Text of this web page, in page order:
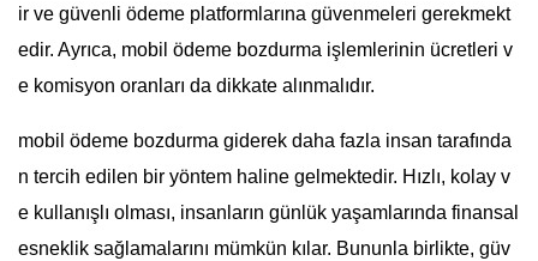
ir ve güvenli ödeme platformlarına güvenmeleri gerekmekt
edir. Ayrıca, mobil ödeme bozdurma işlemlerinin ücretleri v
e komisyon oranları da dikkate alınmalıdır.
mobil ödeme bozdurma giderek daha fazla insan tarafında
n tercih edilen bir yöntem haline gelmektedir. Hızlı, kolay v
e kullanışlı olması, insanların günlük yaşamlarında finansal
esneklik sağlamalarını mümkün kılar. Bununla birlikte, güv